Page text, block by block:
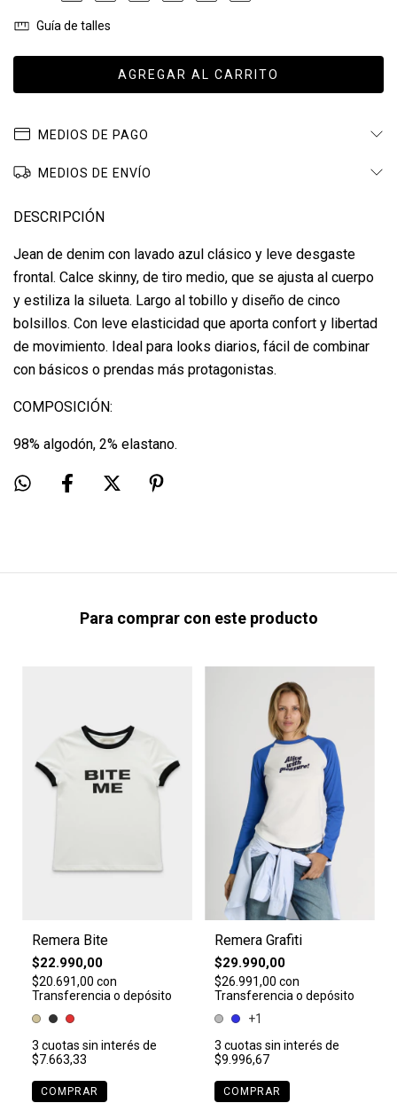
Guía de talles
MEDIOS DE PAGO
MEDIOS DE ENVÍO
DESCRIPCIÓN
Jean de denim con lavado azul clásico y leve desgaste
frontal. Calce skinny, de tiro medio, que se ajusta al cuerpo
y estiliza la silueta. Largo al tobillo y diseño de cinco
bolsillos. Con leve elasticidad que aporta confort y libertad
de movimiento. Ideal para looks diarios, fácil de combinar
con básicos o prendas más protagonistas.
COMPOSICIÓN:
98% algodón, 2% elastano.
Para comprar con este producto
Remera Bite
$22.990,00
$20.691,00 con
Transferencia o depósito
3 cuotas sin interés de
$7.663,33
COMPRAR
Remera Grafiti
$29.990,00
$26.991,00 con
Transferencia o depósito
+1
3 cuotas sin interés de
$9.996,67
COMPRAR